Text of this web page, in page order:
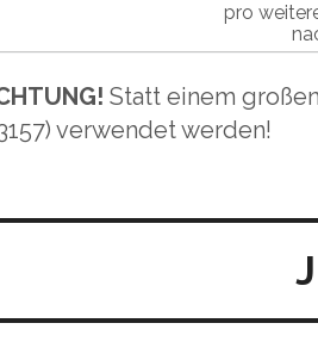
pro
Statt einem
verwendet werden!